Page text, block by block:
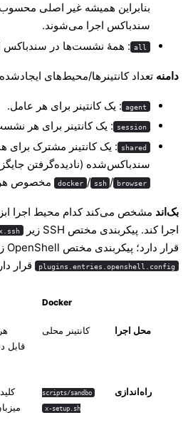
بنابراین همیشه غیر اصلی
سندباکس اجرا می‌شوند.
all : همهٔ نشست‌ها در سندباکس
دامنه تعداد کانتینرها/محیط‌های
agent : یک کانتینر برای هر عامل.
session : یک کانتینر برای هر
shared : یک کانتینر مشترک
سندباکس‌شده (نادیده‌گرفتن
docker / ssh / browser مخصوص هر
بک‌اند مشخص می‌کند کدام محیط اجرا
اجرا کند. پیکربندی مختص SSH زیر
قرار دارد؛ پیکربندی مختص OpenShell زیر
plugins.entries.openshell.config قرار
Docker
محل اجرا کانتینر محلی
قابل
راه‌اندازی scripts/sandbo
x-setup.sh